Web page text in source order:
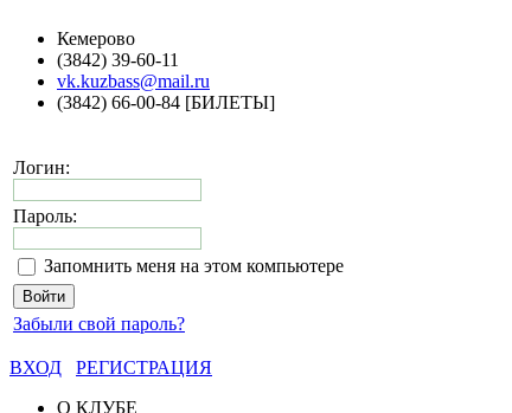
Кемерово
(3842) 39-60-11
vk.kuzbass@mail.ru
(3842) 66-00-84 [БИЛЕТЫ]
Логин:
Пароль:
Запомнить меня на этом компьютере
Забыли свой пароль?
ВХОД
РЕГИСТРАЦИЯ
О КЛУБЕ